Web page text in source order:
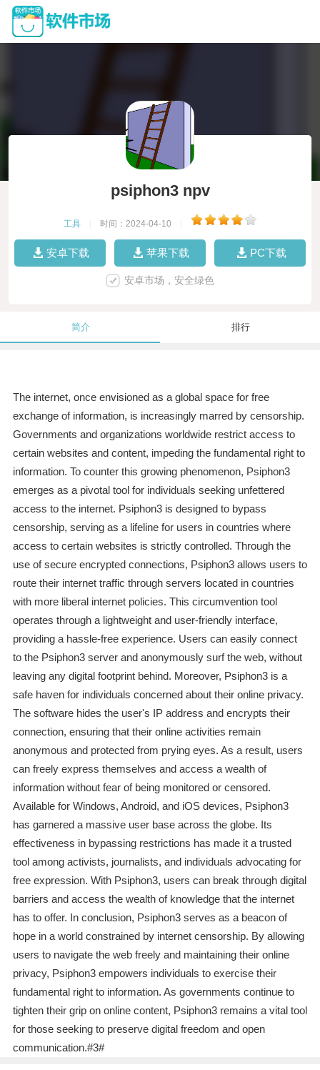
psiphon3 npv
工具 时间：2024-04-10
安卓下载 苹果下载 PC下载
安卓市场，安全绿色
简介 排行
The internet, once envisioned as a global space for free
exchange of information, is increasingly marred by censorship.
Governments and organizations worldwide restrict access to
certain websites and content, impeding the fundamental right to
information. To counter this growing phenomenon, Psiphon3
emerges as a pivotal tool for individuals seeking unfettered
access to the internet. Psiphon3 is designed to bypass
censorship, serving as a lifeline for users in countries where
access to certain websites is strictly controlled. Through the
use of secure encrypted connections, Psiphon3 allows users to
route their internet traffic through servers located in countries
with more liberal internet policies. This circumvention tool
operates through a lightweight and user-friendly interface,
providing a hassle-free experience. Users can easily connect
to the Psiphon3 server and anonymously surf the web, without
leaving any digital footprint behind. Moreover, Psiphon3 is a
safe haven for individuals concerned about their online privacy.
The software hides the user's IP address and encrypts their
connection, ensuring that their online activities remain
anonymous and protected from prying eyes. As a result, users
can freely express themselves and access a wealth of
information without fear of being monitored or censored.
Available for Windows, Android, and iOS devices, Psiphon3
has garnered a massive user base across the globe. Its
effectiveness in bypassing restrictions has made it a trusted
tool among activists, journalists, and individuals advocating for
free expression. With Psiphon3, users can break through digital
barriers and access the wealth of knowledge that the internet
has to offer. In conclusion, Psiphon3 serves as a beacon of
hope in a world constrained by internet censorship. By allowing
users to navigate the web freely and maintaining their online
privacy, Psiphon3 empowers individuals to exercise their
fundamental right to information. As governments continue to
tighten their grip on online content, Psiphon3 remains a vital tool
for those seeking to preserve digital freedom and open
communication.#3#